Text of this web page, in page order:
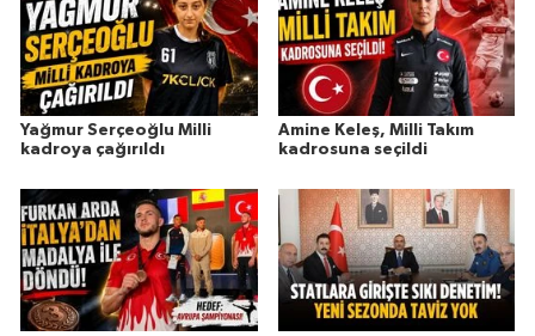
Yağmur Serçeoğlu Milli
kadroya çağırıldı
Amine Keleş, Milli Takım
kadrosuna seçildi